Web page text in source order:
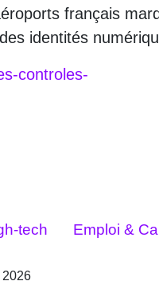
français
identités
controles-
tech Emploi &